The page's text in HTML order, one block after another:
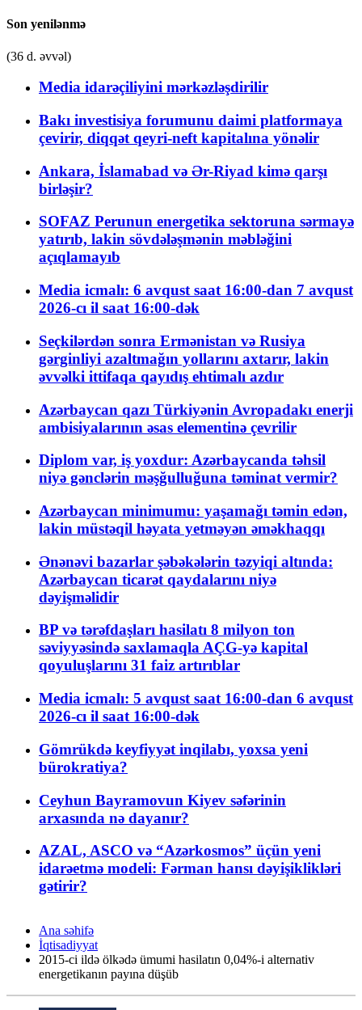
Son yenilənmə
(36 d. əvvəl)
Media idarəçiliyini mərkəzləşdirilir
Bakı investisiya forumunu daimi platformaya
çevirir, diqqət qeyri-neft kapitalına yönəlir
Ankara, İslamabad və Ər-Riyad kimə qarşı
birləşir?
SOFAZ Perunun energetika sektoruna sərmayə
yatırıb, lakin sövdələşmənin məbləğini
açıqlamayıb
Media icmalı: 6 avqust saat 16:00-dan 7 avqust
2026-cı il saat 16:00-dək
Seçkilərdən sonra Ermənistan və Rusiya
gərginliyi azaltmağın yollarını axtarır, lakin
əvvəlki ittifaqa qayıdış ehtimalı azdır
Azərbaycan qazı Türkiyənin Avropadakı enerji
ambisiyalarının əsas elementinə çevrilir
Diplom var, iş yoxdur: Azərbaycanda təhsil
niyə gənclərin məşğulluğuna təminat vermir?
Azərbaycan minimumu: yaşamağı təmin edən,
lakin müstəqil həyata yetməyən əməkhaqqı
Ənənəvi bazarlar şəbəkələrin təzyiqi altında:
Azərbaycan ticarət qaydalarını niyə
dəyişməlidir
BP və tərəfdaşları hasilatı 8 milyon ton
səviyyəsində saxlamaqla AÇG-yə kapital
qoyuluşlarını 31 faiz artırıblar
Media icmalı: 5 avqust saat 16:00-dan 6 avqust
2026-cı il saat 16:00-dək
Gömrükdə keyfiyyət inqilabı, yoxsa yeni
bürokratiya?
Ceyhun Bayramovun Kiyev səfərinin
arxasında nə dayanır?
AZAL, ASCO və “Azərkosmos” üçün yeni
idarəetmə modeli: Fərman hansı dəyişiklikləri
gətirir?
Ana səhifə
İqtisadiyyat
2015-ci ildə ölkədə ümumi hasilatın 0,04%-i alternativ
energetikanın payına düşüb